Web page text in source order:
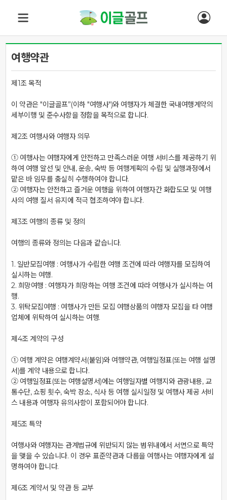
여행약관
제1조 목적
이 약관은 "이글골프”(이하 "여행사")와 여행자가 체결한 국내여행계약의
세부이행 및 준수사항을 정함을 목적으로 합니다.
제2조 여행사와 여행자 의무
① 여행사는 여행자에게 안전하고 만족스러운 여행 서비스를 제공하기 위
하여 여행 알선 및 안내, 운송, 숙박 등 여행계획의 수립 및 실행과정에서
맡은 바 임무를 충실히 수행하여야 합니다.
② 여행자는 안전하고 즐거운 여행을 위하여 여행자간 화합도모 및 여행
사의 여행 질서 유지에 적극 협조하여야 합니다.
제3조 여행의 종류 및 정의
여행의 종류와 정의는 다음과 같습니다.
1. 일반모집여행 : 여행사가 수립한 여행 조건에 따라 여행자를 모집하여
실시하는 여행.
2. 희망여행 : 여행자가 희망하는 여행 조건에 따라 여행사가 실시하는 여
행.
3. 위탁모집여행 : 여행사가 만든 모집 여행상품의 여행자 모집을 타 여행
업체에 위탁하여 실시하는 여행.
제4조 계약의 구성
① 여행 계약은 여행계약서(붙임)와 여행약관, 여행일정표(또는 여행 설명
서)를 계약 내용으로 합니다.
② 여행일정표(또는 여행설명서)에는 여행일자별 여행지와 관광내용, 교
통수단, 쇼핑 횟수, 숙박 장소, 식사 등 여행 실시일정 및 여행사 제공 서비
스 내용과 여행자 유의사항이 포함되어야 합니다.
제5조 특약
여행사와 여행자는 관계법규에 위반되지 않는 범위내에서 서면으로 특약
을 맺을 수 있습니다. 이 경우 표준약관과 다름을 여행사는 여행자에게 설
명하여야 합니다.
제6조 계약서 및 약관 등 교부